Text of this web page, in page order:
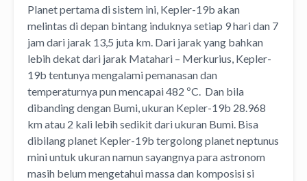
Planet pertama di sistem ini, Kepler-19b akan
melintas di depan bintang induknya setiap 9 hari dan 7
jam dari jarak 13,5 juta km. Dari jarak yang bahkan
lebih dekat dari jarak Matahari – Merkurius, Kepler-
19b tentunya mengalami pemanasan dan
temperaturnya pun mencapai 482 ºC. Dan bila
dibanding dengan Bumi, ukuran Kepler-19b 28.968
km atau 2 kali lebih sedikit dari ukuran Bumi. Bisa
dibilang planet Kepler-19b tergolong planet neptunus
mini untuk ukuran namun sayangnya para astronom
masih belum mengetahui massa dan komposisi si